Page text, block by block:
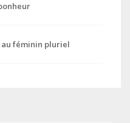
féminin pluriel